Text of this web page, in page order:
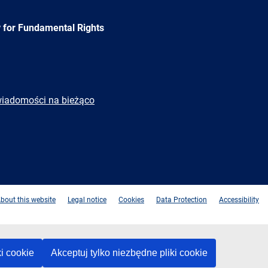
cookie Akceptuj tylko niezbędne pliki cookie
for Fundamental Rights
na bieżąco
this website Legal notice Cookies Data Protection Accessibility